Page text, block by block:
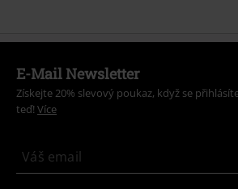
E-Mail Newsletter
Získejte 20% slevový poukaz, když se
teď! Více